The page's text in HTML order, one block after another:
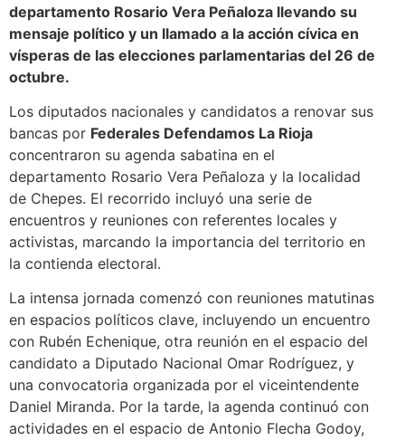
departamento Rosario Vera Peñaloza llevando su
mensaje político y un llamado a la acción cívica en
vísperas de las elecciones parlamentarias del 26 de
octubre.
Los diputados nacionales y candidatos a renovar sus
bancas por Federales Defendamos La Rioja
concentraron su agenda sabatina en el
departamento Rosario Vera Peñaloza y la localidad
de Chepes. El recorrido incluyó una serie de
encuentros y reuniones con referentes locales y
activistas, marcando la importancia del territorio en
la contienda electoral.
La intensa jornada comenzó con reuniones matutinas
en espacios políticos clave, incluyendo un encuentro
con Rubén Echenique, otra reunión en el espacio del
candidato a Diputado Nacional Omar Rodríguez, y
una convocatoria organizada por el viceintendente
Daniel Miranda. Por la tarde, la agenda continuó con
actividades en el espacio de Antonio Flecha Godoy,